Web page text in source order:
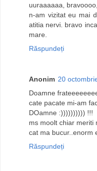
uuraaaaaa,
n-am vizitat eu mai
atitia nervi. bravo
mare.
Răspundeți
Anonim 20
Doamne
cate pacate mi-am
DOamne :)))))))))) !!!
ms moolt chiar meriti
cat ma bucur..enorm
Răspundeți